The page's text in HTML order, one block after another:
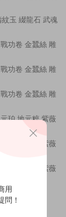
玉 綴龍石 武魂
功卷 金蠶絲 雕
功卷 金蠶絲 雕
功卷 金蠶絲 雕
珀 地元粹 紫薇
珀 地元粹 紫薇
珀 地元粹 紫薇
用
問！